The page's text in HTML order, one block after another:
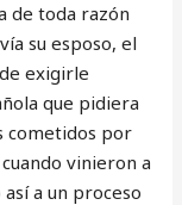
de toda razón
su esposo, el
exigirle
que pidiera
cometidos por
vinieron a
a un proceso